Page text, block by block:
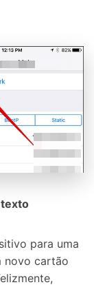
texto
para uma
novo cartão